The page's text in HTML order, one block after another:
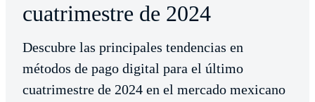
cuatrimestre de 2024
Descubre las principales tendencias en
métodos de pago digital para el último
cuatrimestre de 2024 en el mercado mexicano